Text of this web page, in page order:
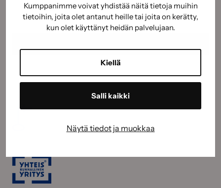
Kumppanimme voivat yhdistää näitä tietoja muihin
tietoihin, joita olet antanut heille tai joita on kerätty,
kun olet käyttänyt heidän palvelujaan.
Kiellä
Salli kaikki
Näytä tiedot ja muokkaa